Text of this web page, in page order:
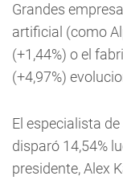
Grandes
artificial (como
(+1,44%) o el
(+4,97%)
El especialista
disparó 14,54%
presidente, Alex